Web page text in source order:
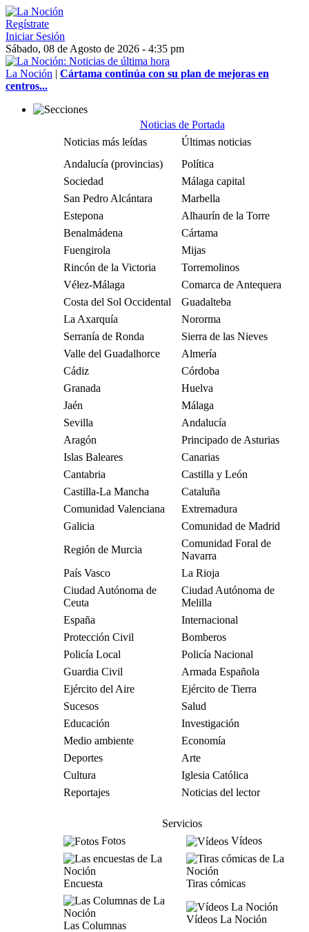
Regístrate
Iniciar Sesión
Sábado, 08 de Agosto de 2026 - 4:35 pm
La Noción | Cártama continúa con su plan de mejoras en
centros...
Noticias de Portada
Noticias más leídas
Últimas noticias
Andalucía (provincias)
Política
Sociedad
Málaga capital
San Pedro Alcántara
Marbella
Estepona
Alhaurín de la Torre
Benalmádena
Cártama
Fuengirola
Mijas
Rincón de la Victoria
Torremolinos
Vélez-Málaga
Comarca de Antequera
Costa del Sol Occidental
Guadalteba
La Axarquía
Nororma
Serranía de Ronda
Sierra de las Nieves
Valle del Guadalhorce
Almería
Cádiz
Córdoba
Granada
Huelva
Jaén
Málaga
Sevilla
Andalucía
Aragón
Principado de Asturias
Islas Baleares
Canarias
Cantabria
Castilla y León
Castilla-La Mancha
Cataluña
Comunidad Valenciana
Extremadura
Galicia
Comunidad de Madrid
Región de Murcia
Comunidad Foral de
Navarra
País Vasco
La Rioja
Ciudad Autónoma de
Ceuta
Ciudad Autónoma de
Melilla
España
Internacional
Protección Civil
Bomberos
Policía Local
Policía Nacional
Guardia Civil
Armada Española
Ejército del Aire
Ejército de Tierra
Sucesos
Salud
Educación
Investigación
Medio ambiente
Economía
Deportes
Arte
Cultura
Iglesia Católica
Reportajes
Noticias del lector
Servicios
Fotos
Vídeos
Encuesta Tiras cómicas
Las Columnas
Vídeos La Noción